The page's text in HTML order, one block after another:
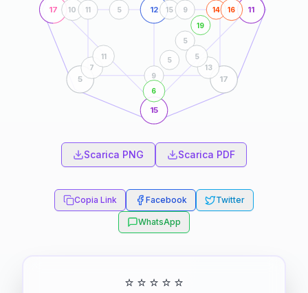
17 11
15
12
5 17
9
5
5
19
14
10 16
6
11 15 9
5
7
11
13
5
Scarica PNG Scarica PDF
Copia Link Facebook Twitter
WhatsApp
⭐ ⭐ ⭐ ⭐ ⭐